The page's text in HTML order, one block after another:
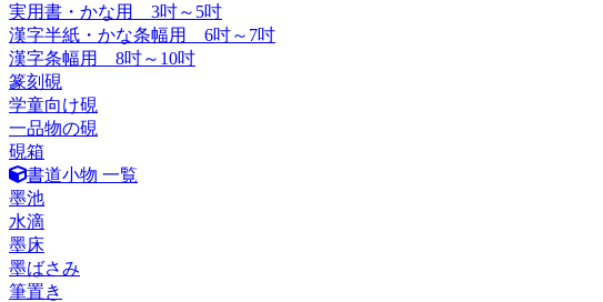
実用書・かな用 3吋～5吋
漢字半紙・かな条幅用 6吋～7吋
漢字条幅用 8吋～10吋
篆刻硯
学童向け硯
一品物の硯
硯箱
書道小物 一覧
墨池
水滴
墨床
墨ばさみ
筆置き